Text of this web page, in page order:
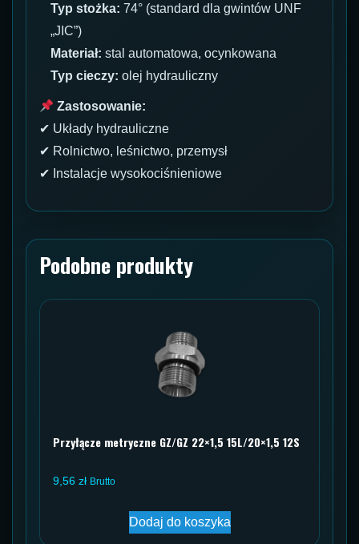
Typ stożka: 74° (standard dla gwintów UNF
„JIC”)
Materiał: stal automatowa, ocynkowana
Typ cieczy: olej hydrauliczny
Zastosowanie:
✔ Układy hydrauliczne
✔ Rolnictwo, leśnictwo, przemysł
✔ Instalacje wysokociśnieniowe
Podobne produkty
Przyłącze metryczne GZ/GZ 22×1,5 15L/20×1,5 12S
9,56 zł Brutto
Dodaj do koszyka